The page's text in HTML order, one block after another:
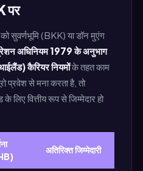
पर
को सुवर्णभूमि (BKK) या डॉन मुएंग
अधिनियम 1979 के अनुभाग
कैरियर नियमोंके तहत काम
प्रवेश से मना करता है, तो
लिए वित्तीय रूप से जिम्मेदार हो
अतिरिक्त जिम्मेदारी